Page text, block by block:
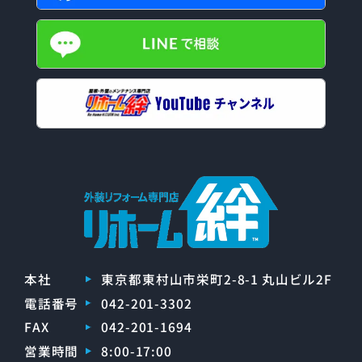
本社
東京都東村山市栄町2-8-1 丸山ビル2F
電話番号
042-201-3302
FAX
042-201-1694
営業時間
8:00-17:00